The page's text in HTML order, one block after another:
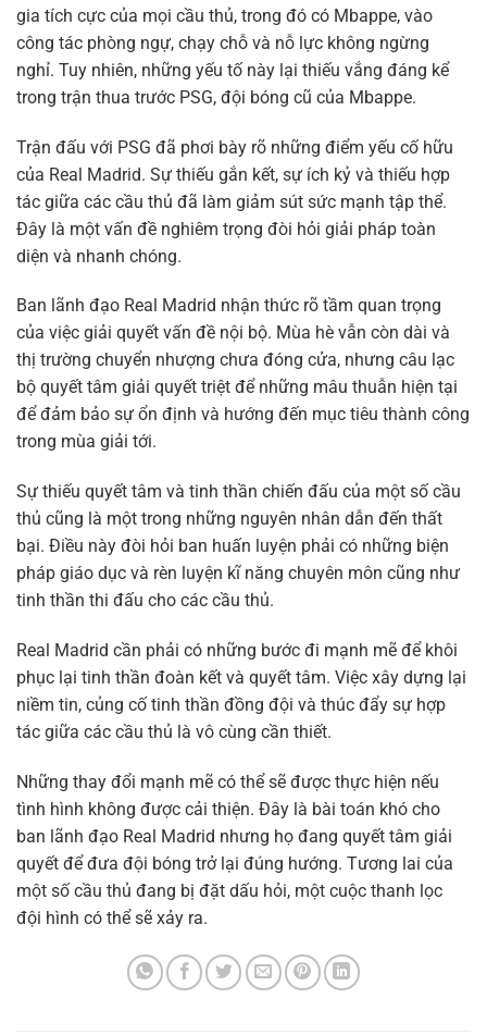
gia tích cực của mọi cầu thủ, trong đó có Mbappe, vào
công tác phòng ngự, chạy chỗ và nỗ lực không ngừng
nghỉ. Tuy nhiên, những yếu tố này lại thiếu vắng đáng kể
trong trận thua trước PSG, đội bóng cũ của Mbappe.
Trận đấu với PSG đã phơi bày rõ những điểm yếu cố hữu
của Real Madrid. Sự thiếu gắn kết, sự ích kỷ và thiếu hợp
tác giữa các cầu thủ đã làm giảm sút sức mạnh tập thể.
Đây là một vấn đề nghiêm trọng đòi hỏi giải pháp toàn
diện và nhanh chóng.
Ban lãnh đạo Real Madrid nhận thức rõ tầm quan trọng
của việc giải quyết vấn đề nội bộ. Mùa hè vẫn còn dài và
thị trường chuyển nhượng chưa đóng cửa, nhưng câu lạc
bộ quyết tâm giải quyết triệt để những mâu thuẫn hiện tại
để đảm bảo sự ổn định và hướng đến mục tiêu thành công
trong mùa giải tới.
Sự thiếu quyết tâm và tinh thần chiến đấu của một số cầu
thủ cũng là một trong những nguyên nhân dẫn đến thất
bại. Điều này đòi hỏi ban huấn luyện phải có những biện
pháp giáo dục và rèn luyện kĩ năng chuyên môn cũng như
tinh thần thi đấu cho các cầu thủ.
Real Madrid cần phải có những bước đi mạnh mẽ để khôi
phục lại tinh thần đoàn kết và quyết tâm. Việc xây dựng lại
niềm tin, củng cố tinh thần đồng đội và thúc đẩy sự hợp
tác giữa các cầu thủ là vô cùng cần thiết.
Những thay đổi mạnh mẽ có thể sẽ được thực hiện nếu
tình hình không được cải thiện. Đây là bài toán khó cho
ban lãnh đạo Real Madrid nhưng họ đang quyết tâm giải
quyết để đưa đội bóng trở lại đúng hướng. Tương lai của
một số cầu thủ đang bị đặt dấu hỏi, một cuộc thanh lọc
đội hình có thể sẽ xảy ra.